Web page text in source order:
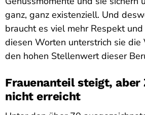
ganz, ganz existenziell. Und
braucht es viel mehr Respekt
diesen Worten unterstrich sie die
den hohen Stellenwert dieser
Frauenanteil steigt, aber
nicht erreicht